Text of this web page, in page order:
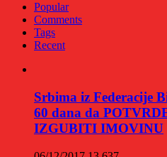
Popular
Comments
Tags
Recent
Srbima iz Federacije
60 dana da
IZGUBITI IMOVINU